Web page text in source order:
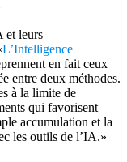
et leurs
L’Intelligence
en fait ceux
entre deux méthodes.
à la limite de
qui favorisent
accumulation et la
les outils de l’IA.»